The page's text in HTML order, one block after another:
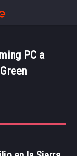
PC a